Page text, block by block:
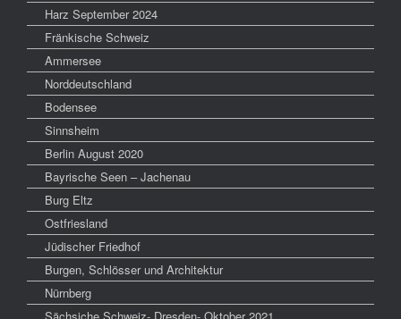
Harz September 2024
Fränkische Schweiz
Ammersee
Norddeutschland
Bodensee
Sinnsheim
Berlin August 2020
Bayrische Seen – Jachenau
Burg Eltz
Ostfriesland
Jüdischer Friedhof
Burgen, Schlösser und Architektur
Nürnberg
Sächsiche Schweiz- Dresden- Oktober 2021